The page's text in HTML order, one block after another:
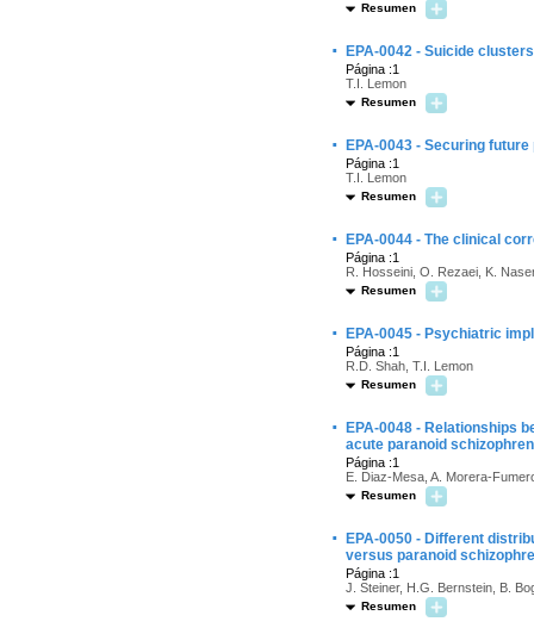
Resumen
· EPA-0042 - Suicide
Página :1
T.I. Lemon
Resumen
· EPA-0043 - Securing
Página :1
T.I. Lemon
Resumen
· EPA-0044 - The clinical
Página :1
R. Hosseini, O. Rezaei, K.
Resumen
· EPA-0045 - Psychiatric
Página :1
R.D. Shah, T.I. Lemon
Resumen
·
EPA-0048 - Relationships
acute paranoid
Página :1
E. Diaz-Mesa, A. Morera-
Resumen
·
EPA-0050 - Different
versus paranoid
Página :1
J. Steiner, H.G. Bernstein, B.
Resumen